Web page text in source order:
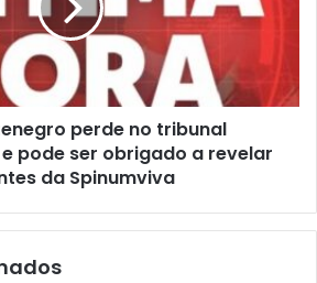
perde no tribunal
pode ser obrigado a revelar
da Spinumviva